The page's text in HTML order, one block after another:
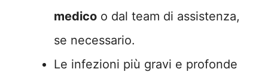
medico o dal team di assistenza,
se necessario.
Le infezioni più gravi e profonde